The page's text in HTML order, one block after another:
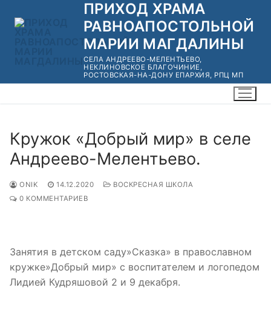
ПРИХОД ХРАМА
РАВНОАПОСТОЛЬНОЙ
МАРИИ МАГДАЛИНЫ
СЕЛА АНДРЕЕВО-МЕЛЕНТЬЕВО,
НЕКЛИНОВСКОЕ БЛАГОЧИНИЕ,
РОСТОВСКАЯ-НА-ДОНУ ЕПАРХИЯ, РПЦ МП
Кружок «Добрый мир» в селе
Андреево-Мелентьево.
ONIK 14.12.2020
ВОСКРЕСНАЯ ШКОЛА
0 КОММЕНТАРИЕВ
Занятия в детском саду»Сказка» в православном
кружке»Добрый мир» с воспитателем и логопедом
Лидией Кудряшовой 2 и 9 декабря.